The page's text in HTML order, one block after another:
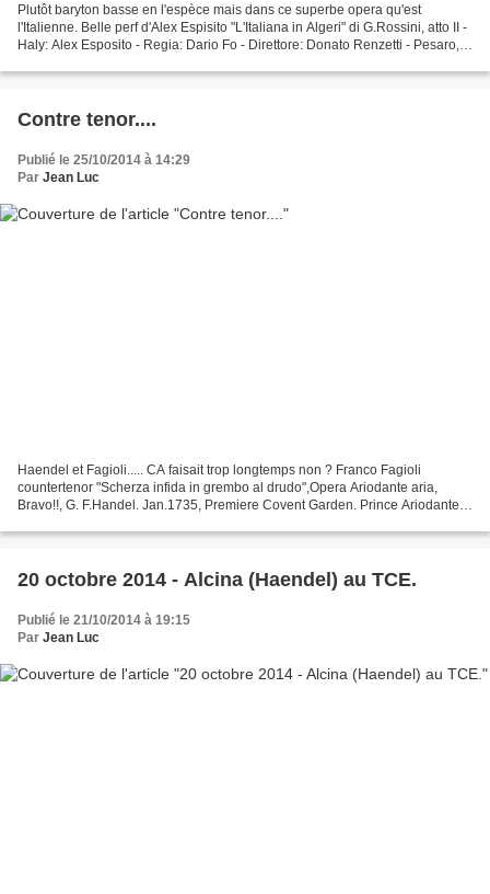
Plutôt baryton basse en l'espèce mais dans ce superbe opera qu'est
l'Italienne. Belle perf d'Alex Espisito "L'Italiana in Algeri" di G.Rossini, atto II -
Haly: Alex Esposito - Regia: Dario Fo - Direttore: Donato Renzetti - Pesaro,
Contre tenor....
Publié le 25/10/2014 à 14:29
Par Jean Luc
Haendel et Fagioli..... CA faisait trop longtemps non ? Franco Fagioli
countertenor "Scherza infida in grembo al drudo",Opera Ariodante aria,
Bravo!!, G. F.Handel. Jan.1735, Premiere Covent Garden. Prince Ariodante
20 octobre 2014 - Alcina (Haendel) au TCE.
Publié le 21/10/2014 à 19:15
Par Jean Luc